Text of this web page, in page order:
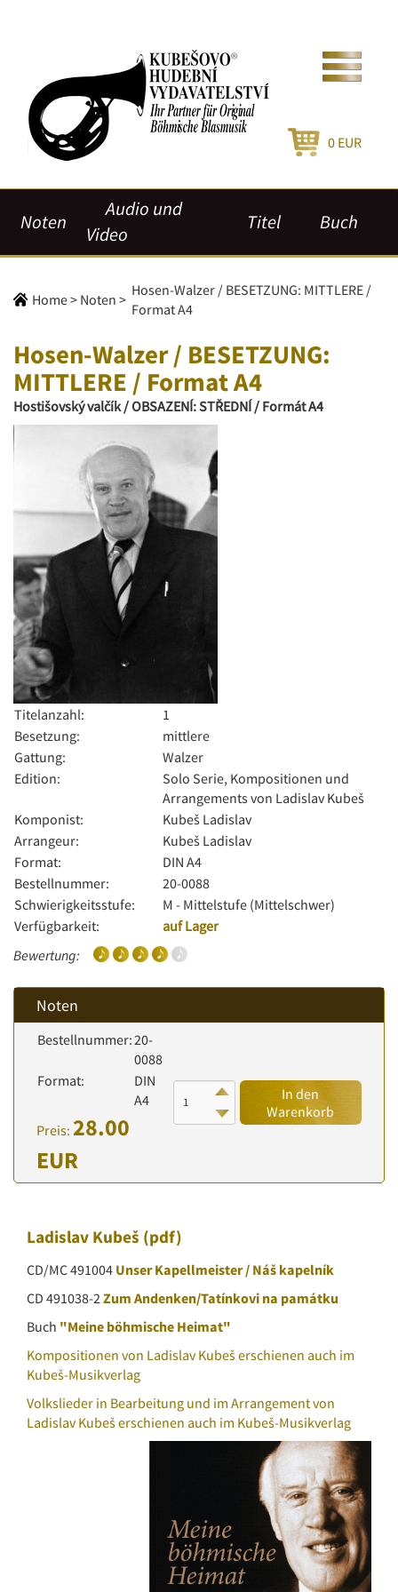
0 EUR
Noten
Audio und
Video
Titel Buch
Home> Noten >
Hosen-Walzer / BESETZUNG: MITTLERE /
Format A4
Hosen-Walzer / BESETZUNG:
MITTLERE / Format A4
Hostišovský valčík / OBSAZENÍ: STŘEDNÍ / Formát A4
Titelanzahl:
1
Besetzung:
mittlere
Gattung:
Walzer
Edition:
Solo Serie, Kompositionen und
Arrangements von Ladislav Kubeš
Komponist:
Kubeš Ladislav
Arrangeur:
Kubeš Ladislav
Format:
DIN A4
Bestellnummer:
20-0088
Schwierigkeitsstufe:
M - Mittelstufe (Mittelschwer)
Verfügbarkeit:
auf Lager
Bewertung:
Noten
Bestellnummer:20-
0088
Format:
DIN
A4
Preis: 28.00
EUR
In den
Warenkorb
Ladislav Kubeš (pdf)
CD/MC 491004 Unser Kapellmeister / Náš kapelník
CD 491038-2Zum Andenken/Tatínkovi na památku
Buch "Meine böhmische Heimat"
Kompositionen von Ladislav Kubeš erschienen auch im
Kubeš-Musikverlag
Volkslieder in Bearbeitung und im Arrangement von
Ladislav Kubeš erschienen auch im Kubeš-Musikverlag